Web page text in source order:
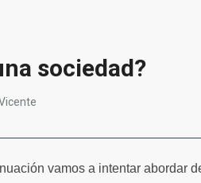
sociedad?
vamos a intentar abordar